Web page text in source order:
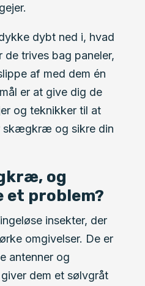
dybt ned i, hvad
trives bag paneler,
af med dem én
er at give dig de
og teknikker til at
skægkræ og sikre din
og
et problem?
insekter, der
omgivelser. De er
antenner og
dem et sølvgråt